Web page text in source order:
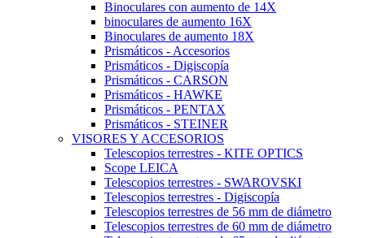
Binoculares con aumento de 14X
binoculares de aumento 16X
Binoculares de aumento 18X
Prismáticos - Accesorios
Prismáticos - Digiscopía
Prismáticos - CARSON
Prismáticos - HAWKE
Prismáticos - PENTAX
Prismáticos - STEINER
VISORES Y ACCESORIOS
Telescopios terrestres - KITE OPTICS
Scope LEICA
Telescopios terrestres - SWAROVSKI
Telescopios terrestres - Digiscopía
Telescopios terrestres de 56 mm de diámetro
Telescopios terrestres de 60 mm de diámetro